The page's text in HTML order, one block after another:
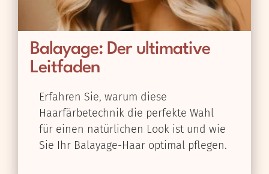
Balayage: Der ultimative
Leitfaden
Erfahren Sie, warum diese
Haarfärbetechnik die perfekte Wahl
für einen natürlichen Look ist und wie
Sie Ihr Balayage-Haar optimal pflegen.